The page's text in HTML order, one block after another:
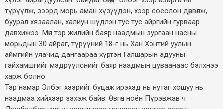
түрүүлж, зээрд морь аман хүзүүдэн, хээр соёолон дөрвөлж,
буурал хязаалан, халиун шүдлэн тус тус айргийн гурваар
давхижээ. Мөн тэр жилийн баяр наадмын зургаан насны
морьдын 30 айраг, түрүүний 18-г нь Хан Хэнтий уулын
аймгийн уяачид дангаараа хүртэн Галшарын адууны
гайхамшгийг мэдрүүлснийг баяр наадмын цуваанаас бэлхнээ
харж болно.
Тэр намар Элбэг хээрийг буцаж ирэхэд нь нутаг хошуу нь
наадмаа хийхээр зэхэж байв. Өвгөн ноён Пүрэвжав ч